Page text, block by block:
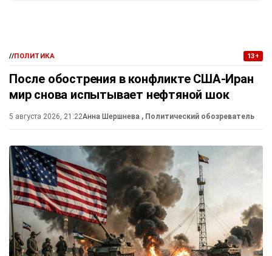
//ПОЛИТИКА 13+
После обострения в конфликте США-Иран
мир снова испытывает нефтяной шок
5 августа 2026, 21:22Анна Шершнева , Политический обозреватель